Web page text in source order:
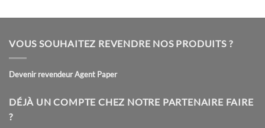
variations.
options
être
variations.
être
VOUS SOUHAITEZ REVENDRE NOS PRODUITS ?
Devenir revendeur Agent Paper
DÉJÀ UN COMPTE CHEZ NOTRE PARTENAIRE FAIRE
?